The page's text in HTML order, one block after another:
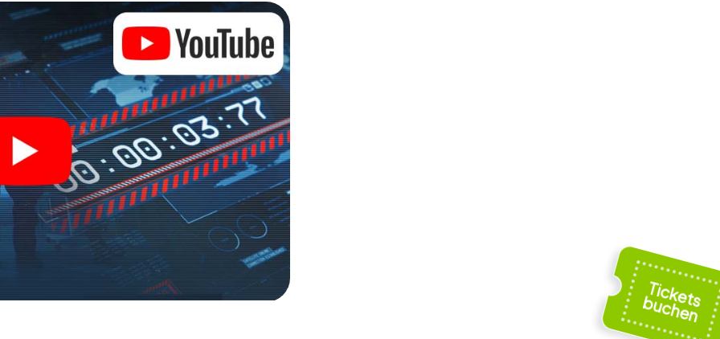
zu Ihrer ganz persönlichen Bildergalerie.
Ihrem ganz persönlichen Erlebnisspielplatz.
und Geheimagenten und verwandeln Sie